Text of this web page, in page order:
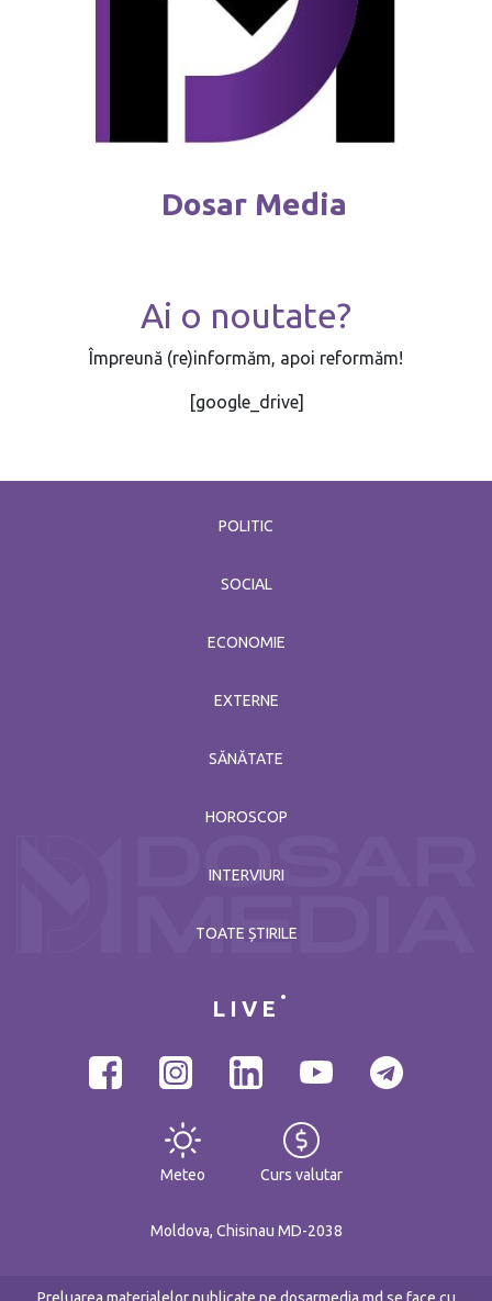
Dosar Media
Ai o noutate?
Împreună (re)informăm, apoi reformăm!
[google_drive]
POLITIC
SOCIAL
ECONOMIE
EXTERNE
SĂNĂTATE
HOROSCOP
INTERVIURI
TOATE ȘTIRILE
LIVE
Meteo Curs valutar
Moldova, Chisinau MD-2038
Preluarea materialelor publicate pe dosarmedia.md se face cu